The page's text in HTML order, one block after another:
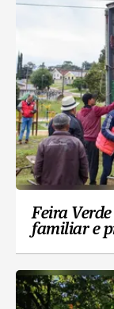
Feira
familiar e